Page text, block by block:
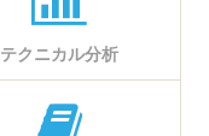
テクニカル分析